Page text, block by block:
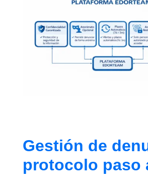
Gestión de
protocolo paso